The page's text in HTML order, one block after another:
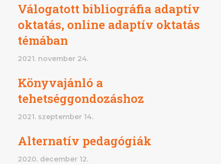
Válogatott bibliográfia adaptív
oktatás, online adaptív oktatás
témában
2021. november 24.
Könyvajánló a
tehetséggondozáshoz
2021. szeptember 14.
Alternatív pedagógiák
2020. december 12.